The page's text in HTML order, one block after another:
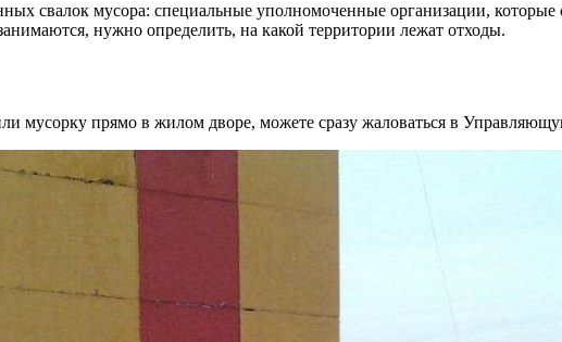
свалок мусора: специальные уполномоченные организации,
нужно определить, на какой территории лежат отходы.
мусорку прямо в жилом дворе, можете сразу жаловаться в